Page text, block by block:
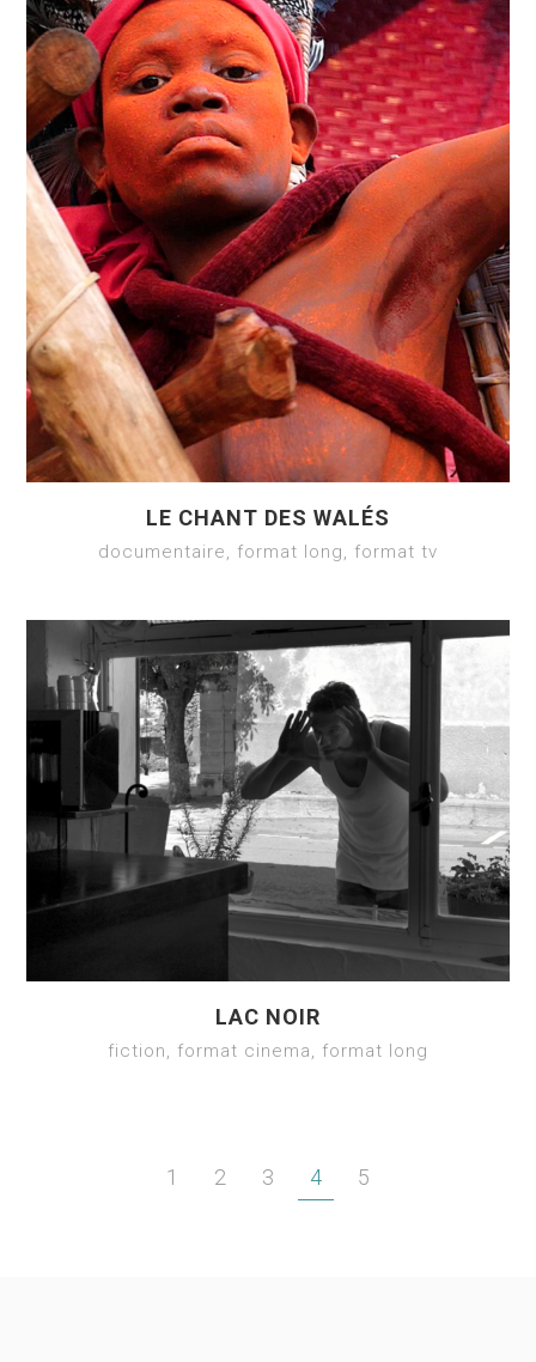
LE CHANT DES WALÉS
documentaire, format long, format tv
LAC NOIR
fiction, format cinema, format long
1 2 3 4 5